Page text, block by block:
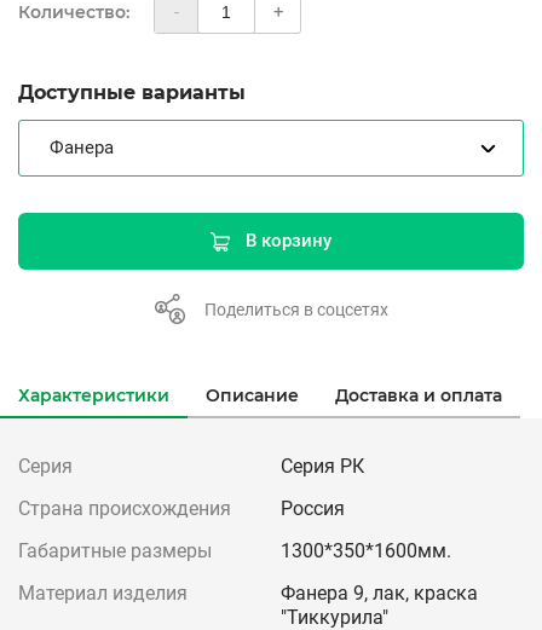
Количество: - +
Доступные варианты
Фанера
В корзину
Поделиться в соцсетях
Характеристики Описание Доставка и оплата
Серия
Серия РК
Страна происхождения
Россия
Габаритные размеры
1300*350*1600мм.
Материал изделия
Фанера 9, лак, краска
"Тиккурила"